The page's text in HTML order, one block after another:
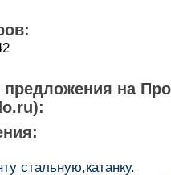
предложения на
стальную,катанку.